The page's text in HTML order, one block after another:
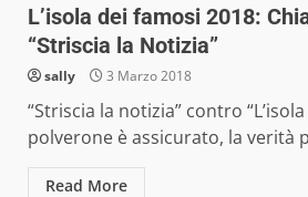
L’isola dei famosi 2018:
“Striscia la Notizia”
sally 3 Marzo 2018
“Striscia la notizia” contro
polverone è assicurato, la verità
Read More